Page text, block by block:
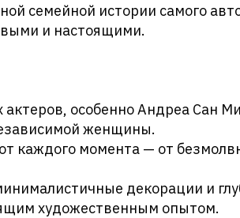
семейной истории самого
и настоящими.
актеров, особенно Андреа Сан
женщины.
каждого момента — от
декорации и
художественным опытом.